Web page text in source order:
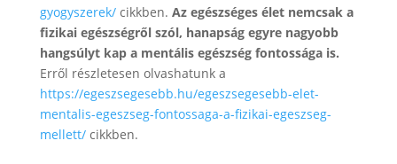
gyogyszerek/cikkben. Az egészséges élet nemcsak a
fizikai egészségről szól, hanapság egyre nagyobb
hangsúlyt kap a mentális egészség fontossága is.
Erről részletesen olvashatunk a
https://egeszsegesebb.hu/egeszsegesebb-elet-
mentalis-egeszseg-fontossaga-a-fizikai-egeszseg-
mellett/cikkben.